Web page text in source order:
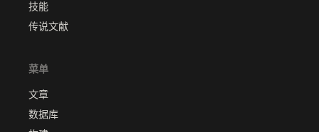
技能
传说文献
菜单
文章
数据库